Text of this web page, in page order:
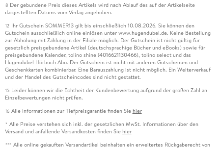
8 Der gebundene Preis dieses Artikels wird nach Ablauf des auf der Artikelseite
dargestellten Datums vom Verlag angehoben.
12 Ihr Gutschein SOMMER13 gilt bis einschließlich 10.08.2026. Sie können den
Gutschein ausschließlich online einlösen unter www.hugendubel.de. Keine Bestellung
zur Abholung mit Zahlung in der Filiale möglich. Der Gutschein ist nicht gültig für
gesetzlich preisgebundene Artikel (deutschsprachige Bücher und eBooks) sowie für
preisgebundene Kalender, tolino shine (4016621130466), tolino select und das
Hugendubel Hörbuch Abo. Der Gutschein ist nicht mit anderen Gutscheinen und
Geschenkkarten kombinierbar. Eine Barauszahlung ist nicht möglich. Ein Weiterverkauf
und der Handel des Gutscheincodes sind nicht gestattet.
15 Leider können wir die Echtheit der Kundenbewertung aufgrund der großen Zahl an
Einzelbewertungen nicht prüfen.
16 Alle Informationen zur Tiefpreisgarantie finden Sie hier
* Alle Preise verstehen sich inkl. der gesetzlichen MwSt. Informationen über den
Versand und anfallende Versandkosten finden Sie hier
*** Alle online gekauften Versandartikel beinhalten ein erweitertes Rückgaberecht von